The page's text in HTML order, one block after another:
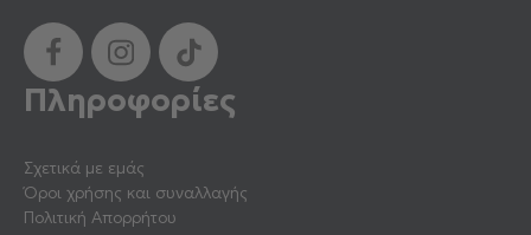
Πληροφορίες
Σχετικά με εμάς
Όροι χρήσης και συναλλαγής
Πολιτική Απορρήτου